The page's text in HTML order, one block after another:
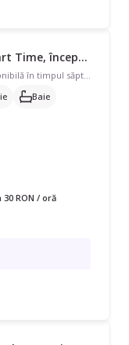
Menajeră, Strada Ioan Popasu, Part Time, începând cu 1500 lei/lună
Baie
30 RON / oră